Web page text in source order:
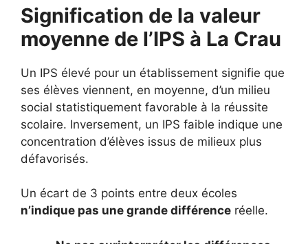
Signification de la valeur
moyenne de l’IPS à La Crau
Un IPS élevé pour un établissement signifie que
ses élèves viennent, en moyenne, d’un milieu
social statistiquement favorable à la réussite
scolaire. Inversement, un IPS faible indique une
concentration d’élèves issus de milieux plus
défavorisés.
Un écart de 3 points entre deux écoles
n’indique pas une grande différence réelle.